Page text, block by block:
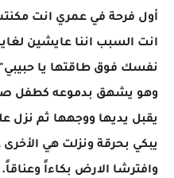
أول فرحة في عمري انت
انت السبب اننا عايشين
نفسك فوق طاقتها يا
وهو يشهق بدموعه كطفل
يقبل يديها ووجهها ثم نزل
يبكي بحرقة ونزلت هي
وافترشا الارض بكاءاً